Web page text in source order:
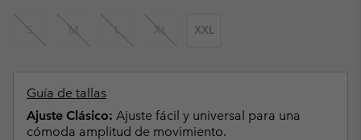
S M L XL XXL
Guía de tallas
Ajuste Clásico: Ajuste fácil y universal para una
cómoda amplitud de movimiento.